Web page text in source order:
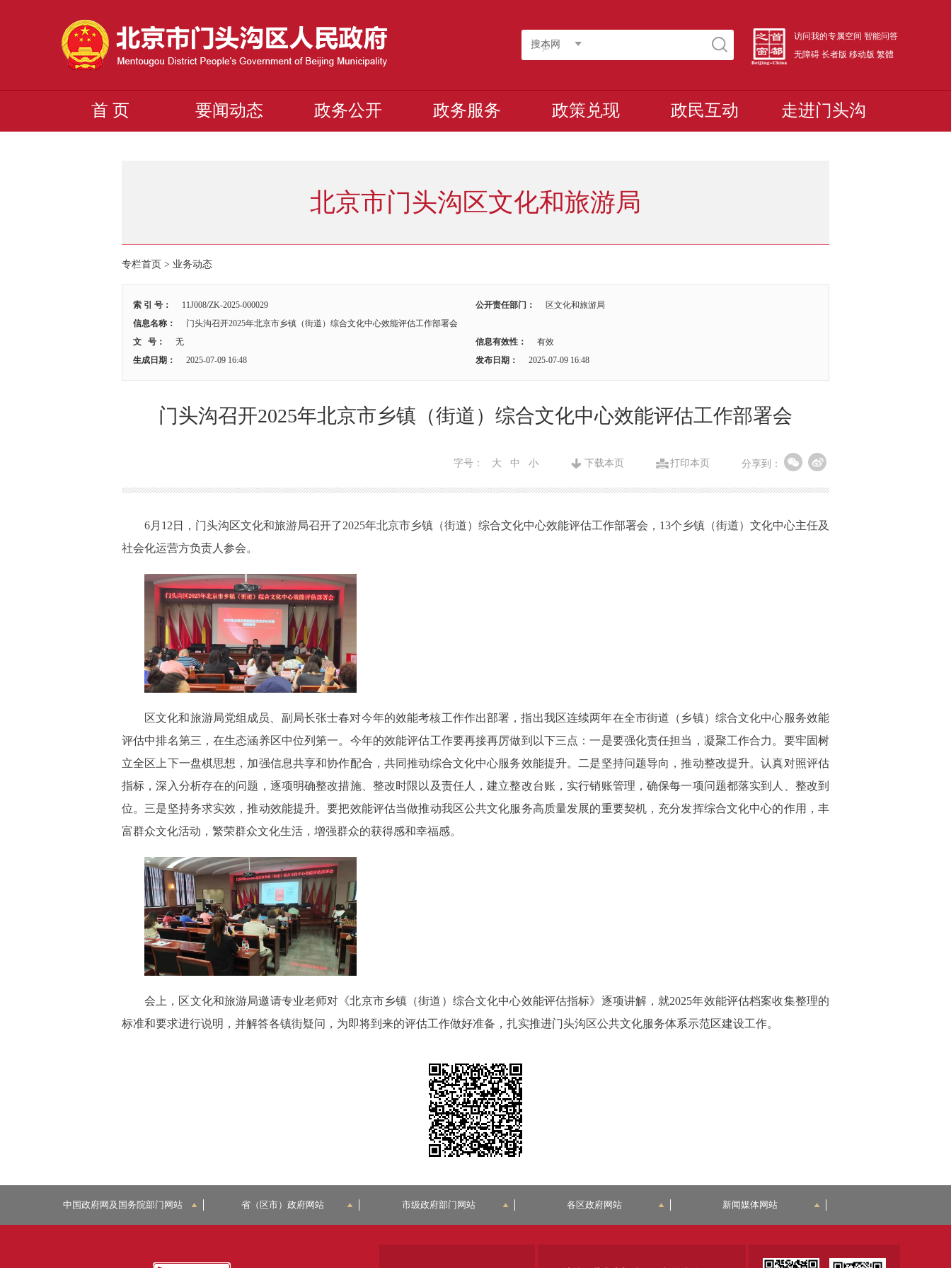
搜本网
访问我的专属空间 智能问答
无障碍 长者版 移动版 繁體
首 页 要闻动态 政务公开 政务服务 政策兑现 政民互动 走进门头沟
北京市门头沟区文化和旅游局
专栏首页 > 业务动态
索 引 号： 11J008/ZK-2025-000029 公开责任部门：
区文化和旅游局
信息名称：
门头沟召开2025年北京市乡镇（街道）综合文化中心效能评估工作部署会
文 号：
无 信息有效性：
有效
生成日期：
2025-07-09 16:48 发布日期： 2025-07-09 16:48
门头沟召开2025年北京市乡镇（街道）综合文化中心效能评估工作部署会
分享到：
打印本页
下载本页
字号： 大 中 小
6月12日，门头沟区文化和旅游局召开了2025年北京市乡镇（街道）综合文化中心效能评估工作部署会，13个乡镇（街道）文化中心主任及
社会化运营方负责人参会。
区文化和旅游局党组成员、副局长张士春对今年的效能考核工作作出部署，指出我区连续两年在全市街道（乡镇）综合文化中心服务效能
评估中排名第三，在生态涵养区中位列第一。今年的效能评估工作要再接再厉做到以下三点：一是要强化责任担当，凝聚工作合力。要牢固树
立全区上下一盘棋思想，加强信息共享和协作配合，共同推动综合文化中心服务效能提升。二是坚持问题导向，推动整改提升。认真对照评估
指标，深入分析存在的问题，逐项明确整改措施、整改时限以及责任人，建立整改台账，实行销账管理，确保每一项问题都落实到人、整改到
位。三是坚持务求实效，推动效能提升。要把效能评估当做推动我区公共文化服务高质量发展的重要契机，充分发挥综合文化中心的作用，丰
富群众文化活动，繁荣群众文化生活，增强群众的获得感和幸福感。
会上，区文化和旅游局邀请专业老师对《北京市乡镇（街道）综合文化中心效能评估指标》逐项讲解，就2025年效能评估档案收集整理的
标准和要求进行说明，并解答各镇街疑问，为即将到来的评估工作做好准备，扎实推进门头沟区公共文化服务体系示范区建设工作。
中国政府网及国务院部门网站 省（区市）政府网站 市级政府部门网站 各区政府网站 新闻媒体网站